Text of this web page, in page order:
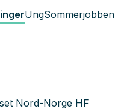
UngSommerjobben
Nord-Norge HF